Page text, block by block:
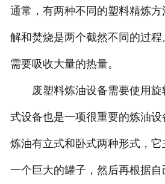
通常，有两种不同的塑料精炼
解和焚烧是两个截然不同的过程
需要吸收大量的热量。
废塑料炼油设备需要使用旋
式设备也是一项很重要的炼油
炼油有立式和卧式两种形式，
一个巨大的罐子，然后再根据自